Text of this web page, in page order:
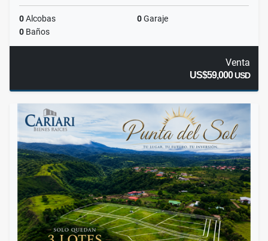
0Alcobas 0Garaje
0 Baños
Venta
US$59,000USD